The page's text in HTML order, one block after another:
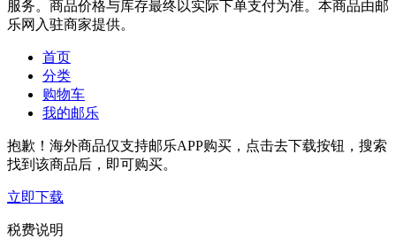
服务。商品价格与库存最终以实际下单支付为准。本商品由邮
乐网入驻商家提供。
首页
分类
购物车
我的邮乐
抱歉！海外商品仅支持邮乐APP购买，点击去下载按钮，搜索
找到该商品后，即可购买。
立即下载
税费说明